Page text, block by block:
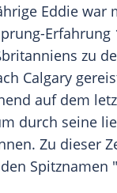
Eddie war
Erfahrung
zu
Calgary
auf dem
durch seine
Zu dieser
Spitznamen